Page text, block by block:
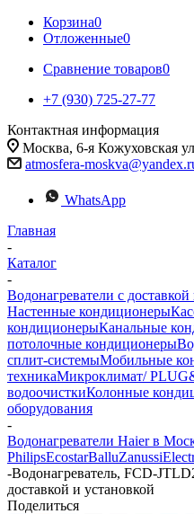
Корзина0
Отложенные0
Сравнение товаров0
+7 (930) 725-27-77
Контактная информация
Москва, 6-я Кожуховская
atmosfera-
WhatsApp
Главная
-
Каталог
-
Водонагреватели с
Настенные кондиционеры
кондиционерыКанальные
потолочные кондиционеры
сплит-системыМобильные
техникаМикроклимат/
водоочисткиКолонные
оборудования
-
Водонагреватели Haier в
PhilipsEcostarBalluZanussi
-Водонагреватель, FCD-
доставкой и установкой
Поделиться